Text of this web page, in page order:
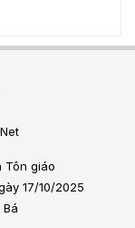
Tôn giáo
17/10/2025